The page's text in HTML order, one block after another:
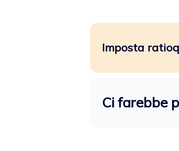
Imposta
Ci farebbe